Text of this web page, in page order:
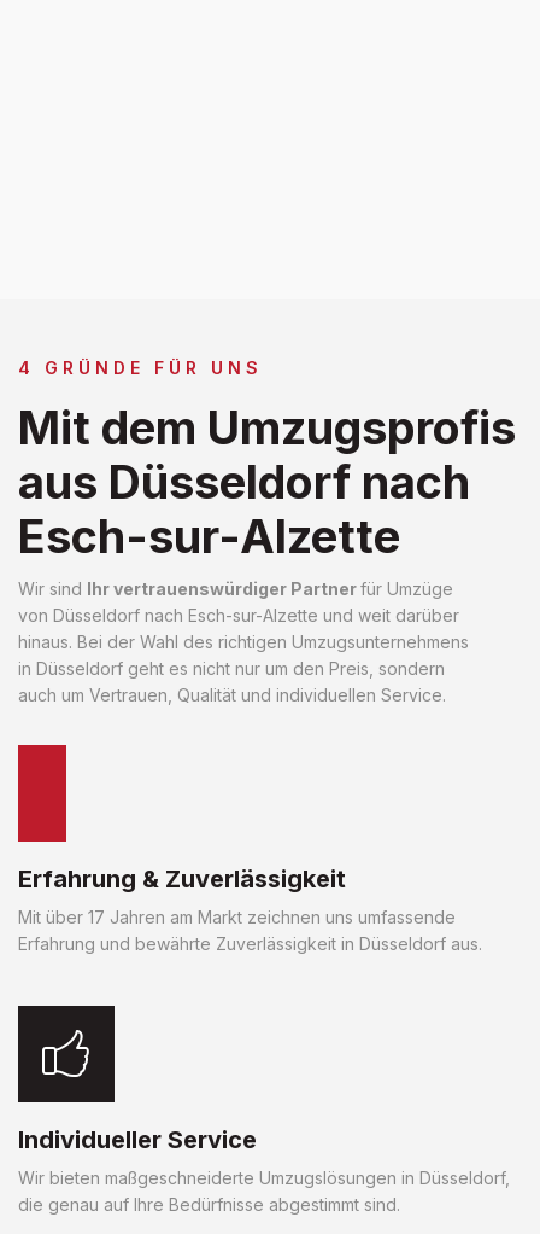
4 GRÜNDE FÜR UNS
Mit dem Umzugsprofis
aus Düsseldorf nach
Esch-sur-Alzette
Wir sind Ihr vertrauenswürdiger Partnerfür Umzüge
von Düsseldorf nach Esch-sur-Alzette und weit darüber
hinaus. Bei der Wahl des richtigen Umzugsunternehmens
in Düsseldorf geht es nicht nur um den Preis, sondern
auch um Vertrauen, Qualität und individuellen Service.
Erfahrung & Zuverlässigkeit
Mit über 17 Jahren am Markt zeichnen uns umfassende
Erfahrung und bewährte Zuverlässigkeit in Düsseldorf aus.
Individueller Service
Wir bieten maßgeschneiderte Umzugslösungen in Düsseldorf,
die genau auf Ihre Bedürfnisse abgestimmt sind.